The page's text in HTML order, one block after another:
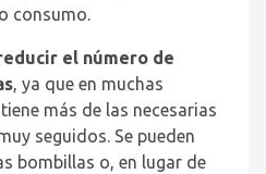
consumo.
el número de
, ya que en muchas
más de las necesarias
seguidos. Se pueden
bombillas o, en lugar de